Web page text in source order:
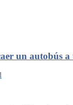
un autobús